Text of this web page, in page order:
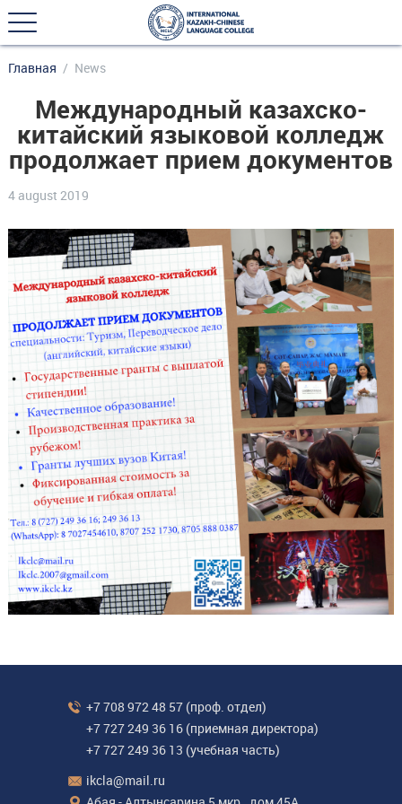
Главная News
Международный казахско-
китайский языковой колледж
продолжает прием документов
4 august 2019
+7 708 972 48 57 (проф. отдел)
+7 727 249 36 16 (приемная директора)
+7 727 249 36 13 (учебная часть)
ikcla@mail.ru